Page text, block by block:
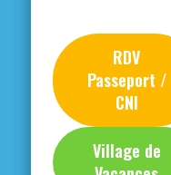
RDV
Passeport /
CNI
Village de